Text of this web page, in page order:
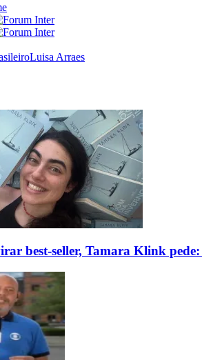
Luisa Arraes
best-seller, Tamara Klink